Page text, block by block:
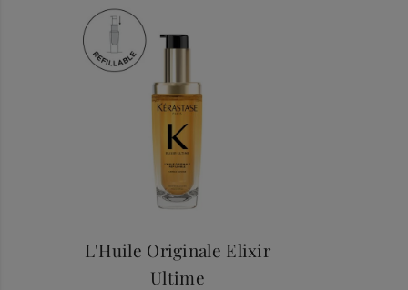
Haircare Heroes
L'Huile Originale Elixir
Ultime